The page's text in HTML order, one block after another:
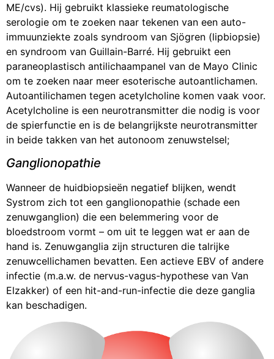
ME/cvs). Hij gebruikt klassieke reumatologische
serologie om te zoeken naar tekenen van een auto-
immuunziekte zoals syndroom van Sjögren (lipbiopsie)
en syndroom van Guillain-Barré. Hij gebruikt een
paraneoplastisch antilichaampanel van de Mayo Clinic
om te zoeken naar meer esoterische autoantlichamen.
Autoantilichamen tegen acetylcholine komen vaak voor.
Acetylcholine is een neurotransmitter die nodig is voor
de spierfunctie en is de belangrijkste neurotransmitter
in beide takken van het autonoom zenuwstelsel;
Ganglionopathie
Wanneer de huidbiopsieën negatief blijken, wendt
Systrom zich tot een ganglionopathie (schade een
zenuwganglion) die een belemmering voor de
bloedstroom vormt – om uit te leggen wat er aan de
hand is. Zenuwganglia zijn structuren die talrijke
zenuwcellichamen bevatten. Een actieve EBV of andere
infectie (m.a.w. de nervus-vagus-hypothese van Van
Elzakker) of een hit-and-run-infectie die deze ganglia
kan beschadigen.